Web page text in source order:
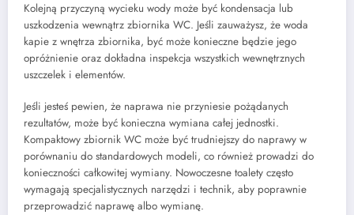
Kolejną przyczyną wycieku wody może być kondensacja lub
uszkodzenia wewnątrz zbiornika WC. Jeśli zauważysz, że woda
kapie z wnętrza zbiornika, być może konieczne będzie jego
opróżnienie oraz dokładna inspekcja wszystkich wewnętrznych
uszczelek i elementów.
Jeśli jesteś pewien, że naprawa nie przyniesie pożądanych
rezultatów, może być konieczna wymiana całej jednostki.
Kompaktowy zbiornik WC może być trudniejszy do naprawy w
porównaniu do standardowych modeli, co również prowadzi do
konieczności całkowitej wymiany. Nowoczesne toalety często
wymagają specjalistycznych narzędzi i technik, aby poprawnie
przeprowadzić naprawę albo wymianę.